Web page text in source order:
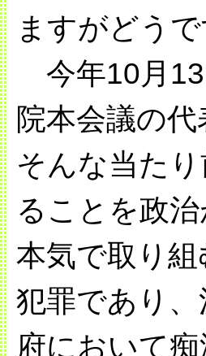
ますがどう
今年10月13
院本会議の
そんな当た
ることを政
本気で取り
犯罪であり
府において